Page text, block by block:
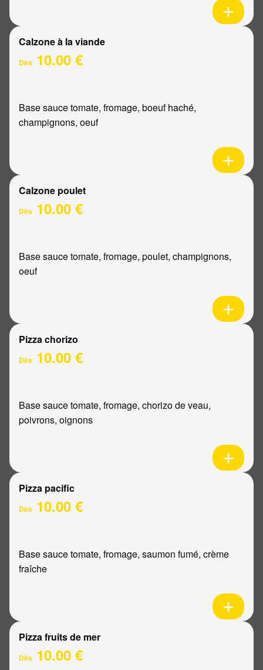
Calzone à la viande
Dès 10.00 €
Base sauce tomate, fromage, boeuf haché,
champignons, oeuf
Calzone poulet
Dès 10.00 €
Base sauce tomate, fromage, poulet, champignons,
oeuf
Pizza chorizo
Dès 10.00 €
Base sauce tomate, fromage, chorizo de veau,
poivrons, oignons
Pizza pacific
Dès 10.00 €
Base sauce tomate, fromage, saumon fumé, crème
fraîche
Pizza fruits de mer
Dès 10.00 €